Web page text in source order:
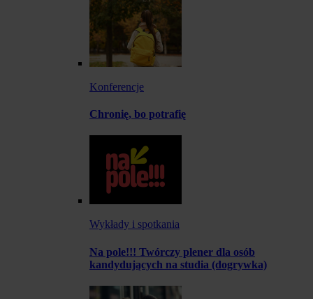
Konferencje
Chronię, bo potrafię
Wykłady i spotkania
Na pole!!! Twórczy plener dla osób
kandydujących na studia (dogrywka)